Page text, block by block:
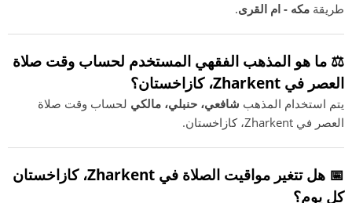
طريقة مكه - ام القرى.
⚖️ ما هو المذهب الفقهي المستخدم لحساب وقت صلاة
العصر في Zharkent، كازاخستان؟
يتم استخدام المذهب شافعي، حنبلي، مالكي لحساب وقت صلاة
العصر في Zharkent، كازاخستان.
📅 هل تتغير مواقيت الصلاة في Zharkent، كازاخستان
كل يوم؟